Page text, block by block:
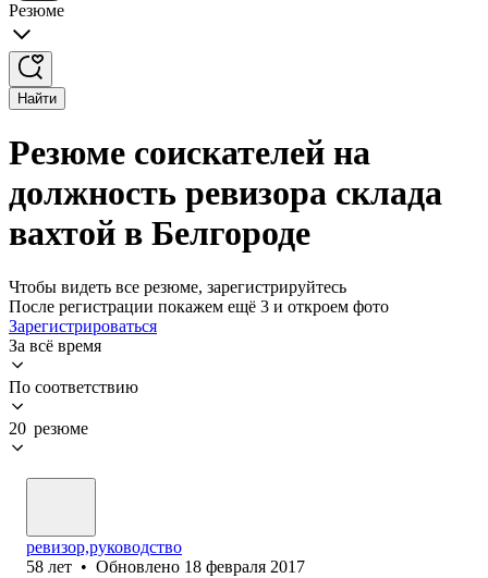
Резюме
Найти
Резюме соискателей на
должность ревизора склада
вахтой в Белгороде
Чтобы видеть все резюме, зарегистрируйтесь
После регистрации покажем ещё 3 и откроем фото
Зарегистрироваться
За всё время
По соответствию
20 резюме
ревизор,руководство
58 лет • Обновлено 18 февраля 2017